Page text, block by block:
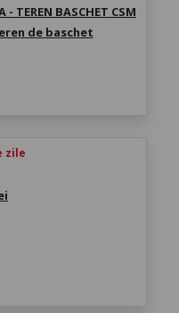
- TEREN BASCHET CSM
de baschet
zile